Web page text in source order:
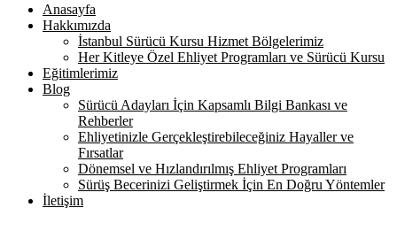
Anasayfa
Hakkımızda
İstanbul Sürücü Kursu Hizmet Bölgelerimiz
Her Kitleye Özel Ehliyet Programları ve Sürücü Kursu
Eğitimlerimiz
Blog
Sürücü Adayları İçin Kapsamlı Bilgi Bankası ve
Rehberler
Ehliyetinizle Gerçekleştirebileceğiniz Hayaller ve
Fırsatlar
Dönemsel ve Hızlandırılmış Ehliyet Programları
Sürüş Becerinizi Geliştirmek İçin En Doğru Yöntemler
İletişim